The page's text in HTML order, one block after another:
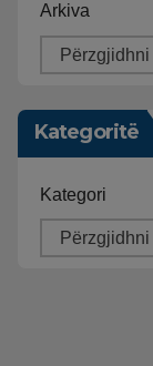
Arkiva
Kategoritë
Kategori